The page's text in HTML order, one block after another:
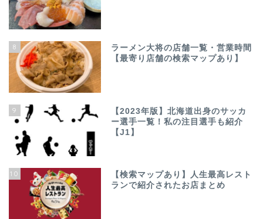
8
ラーメン大将の店舗一覧・営業時間
【最寄り店舗の検索マップあり】
9
【2023年版】北海道出身のサッカ
ー選手一覧！私の注目選手も紹介
【J1】
10
【検索マップあり】人生最高レスト
ランで紹介されたお店まとめ